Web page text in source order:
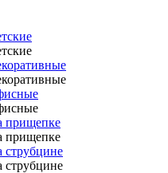
прищепке
прищепке
струбцине
струбцине